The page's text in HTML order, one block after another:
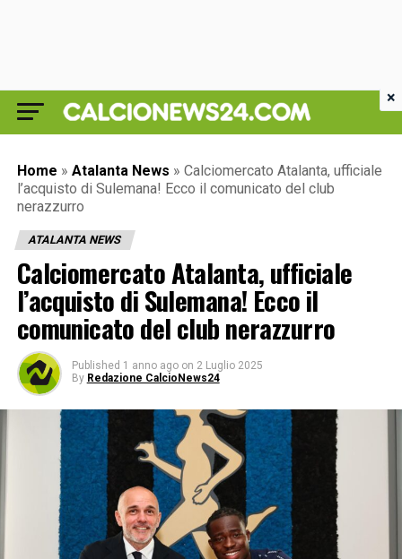
Home » Atalanta News » Calciomercato Atalanta, ufficiale
l’acquisto di Sulemana! Ecco il comunicato del club
nerazzurro
ATALANTA NEWS
Calciomercato Atalanta, ufficiale
l’acquisto di Sulemana! Ecco il
comunicato del club nerazzurro
Published 1 anno ago on 2 Luglio 2025
By Redazione CalcioNews24
×